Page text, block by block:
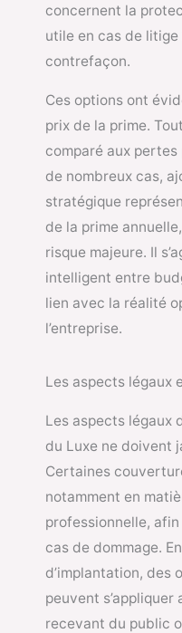
concernent la
utile en cas de
contrefaçon.
Ces options ont
prix de la prime.
comparé aux
de nombreux cas,
stratégique
de la prime
risque majeure. Il
intelligent entre
lien avec la réalité
l’entreprise.
Les aspects légaux
Les aspects légaux
du Luxe ne doivent
Certaines
notamment en
professionnelle,
cas de dommage.
d’implantation, des
peuvent
recevant du public